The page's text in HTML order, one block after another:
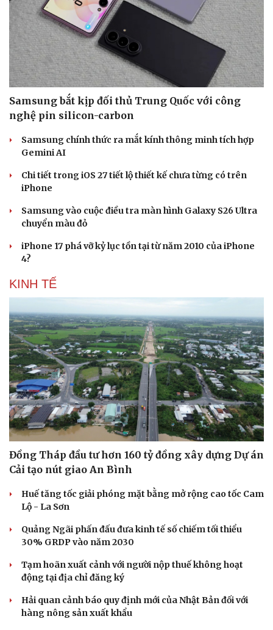
Cây thuốc
Sản phụ khoa
Nhi khoa
Nam khoa
Làm đẹp - giảm cân
Phòng mạch online
Ăn sạch sống khỏe
Blog
Tình yêu - Gia đình
Samsung bắt kịp đối thủ Trung Quốc với công
nghệ pin silicon-carbon
Samsung chính thức ra mắt kính thông minh tích hợp
Gemini AI
Chi tiết trong iOS 27 tiết lộ thiết kế chưa từng có trên
iPhone
Samsung vào cuộc điều tra màn hình Galaxy S26 Ultra
chuyển màu đỏ
iPhone 17 phá vỡ kỷ lục tồn tại từ năm 2010 của iPhone
4?
KINH TẾ
Đồng Tháp đầu tư hơn 160 tỷ đồng xây dựng Dự án
Cải tạo nút giao An Bình
Huế tăng tốc giải phóng mặt bằng mở rộng cao tốc Cam
Lộ - La Sơn
Quảng Ngãi phấn đấu đưa kinh tế số chiếm tối thiểu
30% GRDP vào năm 2030
Tạm hoãn xuất cảnh với người nộp thuế không hoạt
động tại địa chỉ đăng ký
Hải quan cảnh báo quy định mới của Nhật Bản đối với
hàng nông sản xuất khẩu